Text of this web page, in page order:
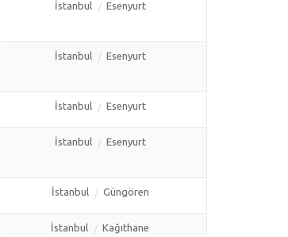
İstanbul Esenyurt
İstanbul Esenyurt
İstanbul Esenyurt
İstanbul Esenyurt
İstanbul Güngören
İstanbul Kağıthane